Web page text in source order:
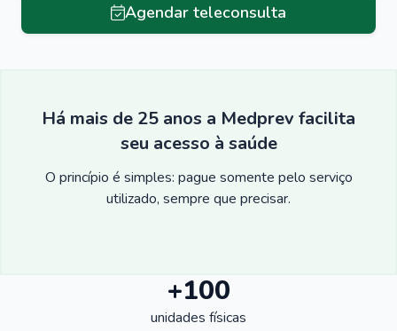
Agendar teleconsulta
Há mais de 25 anos a Medprev facilita
seu acesso à saúde
O princípio é simples: pague somente pelo serviço
utilizado, sempre que precisar.
+100
unidades físicas